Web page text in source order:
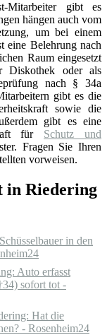
Mitarbeiter gibt es
hängen auch vom
um bei einem
eine Belehrung nach
Raum eingesetzt
Diskothek oder als
nach § 34a
gibt es die
sowie die
gibt es eine
für Schutz und
Fragen Sie Ihren
vorweisen.
in Riedering
in den
Auto erfasst
sofort tot -
Hat die
- Rosenheim24